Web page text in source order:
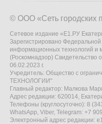
© ООО «Сеть городских
Сетевое издание «Е1.РУ
Зарегистрировано
информационных технологий и
(Роскомнадзор)
06.02.2023 г.
Учредитель: Общество с
ТЕХНОЛОГИИ"
Главный редактор: Малкова
Адрес редакции: 620014,
Телефоны (круглосуточно): 8
WhatsApp, Viber, Telegram: +7
Электронный адрес редакции: